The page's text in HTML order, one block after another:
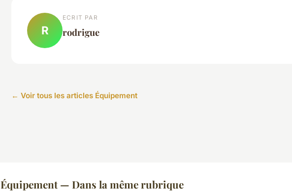
R
ECRIT PAR
rodrigue
← Voir tous les articles Équipement
Équipement — Dans la même rubrique